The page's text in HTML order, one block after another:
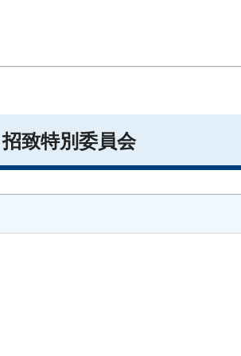
致特別委員会